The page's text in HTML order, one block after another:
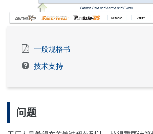
一般规格书
技术支持
问题